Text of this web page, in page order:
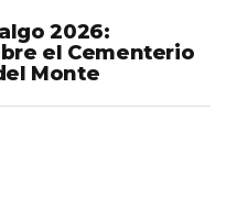
2026:
el Cementerio
Monte